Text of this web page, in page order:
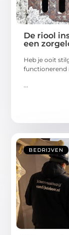
De riool
een
Heb je ooit
functionerend
...
BEDRIJVEN